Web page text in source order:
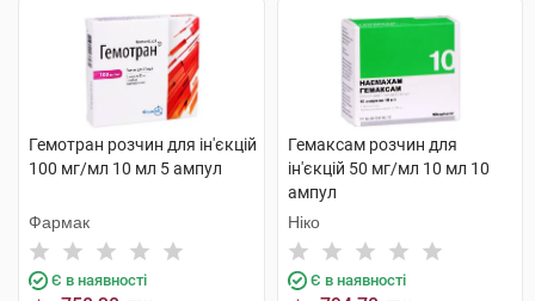
Гемотран розчин для ін'єкцій
100 мг/мл 10 мл 5 ампул
Фармак
Є в наявності
Гемаксам розчин для
ін'єкцій 50 мг/мл 10 мл 10
ампул
Ніко
Є в наявності